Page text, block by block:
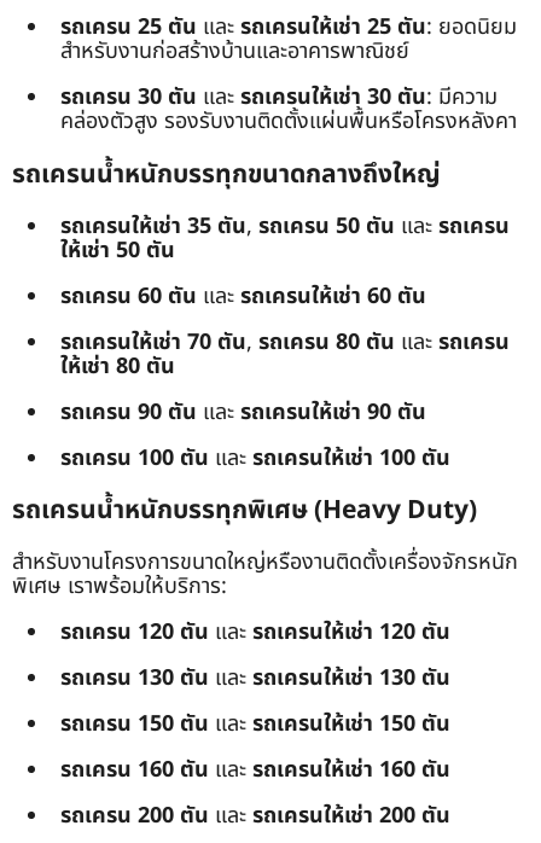
รถเครน 25 ตัน และรถเครนให้เช่า 25 ตัน: ยอดนิยม
สำหรับงานก่อสร้างบ้านและอาคารพาณิชย์
รถเครน 30 ตัน และรถเครนให้เช่า 30 ตัน: มีความ
คล่องตัวสูง รองรับงานติดตั้งแผ่นพื้นหรือโครงหลังคา
รถเครนน้ำหนักบรรทุกขนาดกลางถึงใหญ่
รถเครนให้เช่า 35 ตัน, รถเครน 50 ตัน และรถเครน
ให้เช่า 50 ตัน
รถเครน 60 ตัน และรถเครนให้เช่า 60 ตัน
รถเครนให้เช่า 70 ตัน, รถเครน 80 ตัน และรถเครน
ให้เช่า 80 ตัน
รถเครน 90 ตัน และรถเครนให้เช่า 90 ตัน
รถเครน 100 ตัน และรถเครนให้เช่า 100 ตัน
รถเครนน้ำหนักบรรทุกพิเศษ (Heavy Duty)
สำหรับงานโครงการขนาดใหญ่หรืองานติดตั้งเครื่องจักรหนัก
พิเศษ เราพร้อมให้บริการ:
รถเครน 120 ตัน และรถเครนให้เช่า 120 ตัน
รถเครน 130 ตัน และรถเครนให้เช่า 130 ตัน
รถเครน 150 ตัน และรถเครนให้เช่า 150 ตัน
รถเครน 160 ตัน และรถเครนให้เช่า 160 ตัน
รถเครน 200 ตัน และรถเครนให้เช่า 200 ตัน